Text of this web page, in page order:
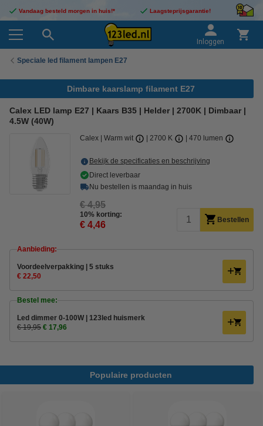
Vandaag besteld morgen in huis!* Laagsteprijsgarantie!
Inloggen
Speciale led filament lampen E27
Dimbare kaarslamp filament E27
Calex LED lamp E27 | Kaars B35 | Helder | 2700K | Dimbaar |
4.5W (40W)
Calex Warm wit 2700 K 470 lumen
Bekijk de specificaties en beschrijving
Direct leverbaar
Nu bestellen is maandag in huis
€ 4,95
10% korting:
€ 4,46 Bestellen
Aanbieding:
Voordeelverpakking | 5 stuks
€ 22,50
Bestel mee:
Led dimmer 0-100W | 123led huismerk
€ 19,95 € 17,96
Populaire producten